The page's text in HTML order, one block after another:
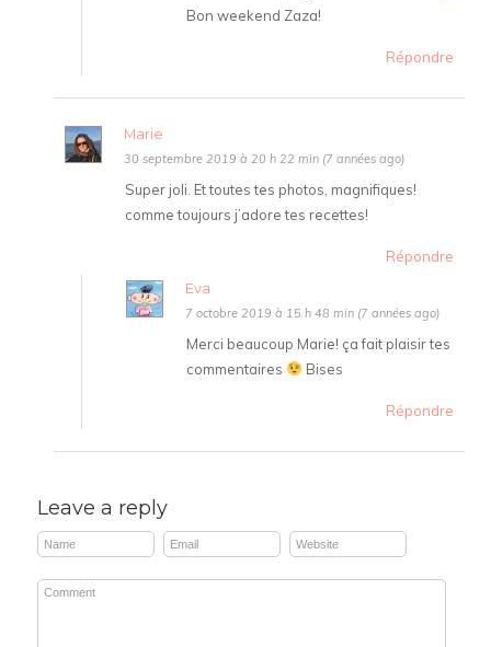
Bon weekend Zaza!
Répondre
Marie
30 septembre 2019 à 20 h 22 min (7 années ago)
Super joli. Et toutes tes photos, magnifiques!
comme toujours j’adore tes recettes!
Répondre
Eva
7 octobre 2019 à 15 h 48 min (7 années ago)
Merci beaucoup Marie! ça fait plaisir tes
commentaires
Bises
Répondre
Leave a reply